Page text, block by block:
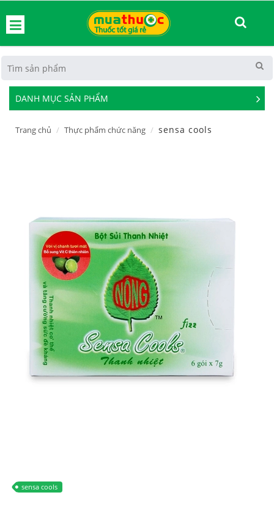
DANH MỤC SẢN PHẨM
See
Trang chủ Thực phẩm chức năng sensa cools
sensa cools